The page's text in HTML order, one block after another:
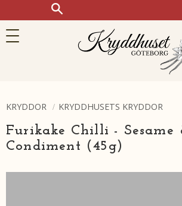
KRYDDOR KRYDDHUSETS KRYDDOR
Furikake Chilli - Sesame
Condiment (45g)